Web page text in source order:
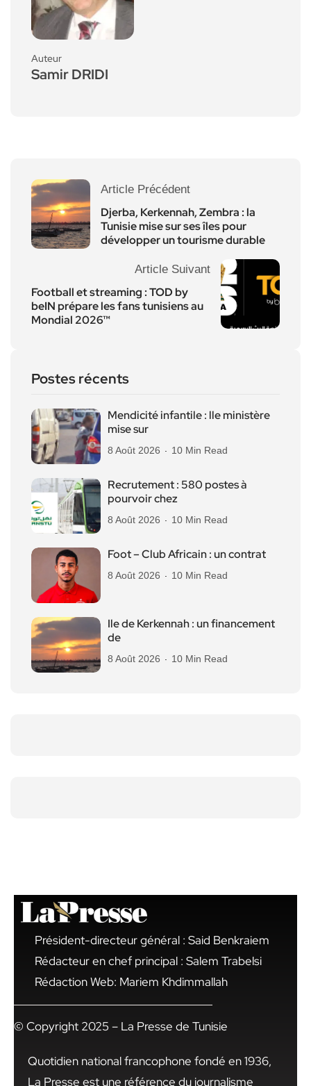
Auteur
Samir DRIDI
Article Précédent
Djerba, Kerkennah, Zembra : la
Tunisie mise sur ses îles pour
développer un tourisme durable
Article Suivant
Football et streaming : TOD by
beIN prépare les fans tunisiens au
Mondial 2026™
Postes récents
Mendicité infantile : lle ministère
mise sur
8 Août 2026 10 Min Read
Recrutement : 580 postes à
pourvoir chez
8 Août 2026 10 Min Read
Foot – Club Africain : un contrat
8 Août 2026 10 Min Read
Ile de Kerkennah : un financement
de
8 Août 2026 10 Min Read
Président-directeur général : Said Benkraiem
Rédacteur en chef principal : Salem Trabelsi
Rédaction Web: Mariem Khdimmallah
© Copyright 2025 – La Presse de Tunisie
Quotidien national francophone fondé en 1936,
La Presse est une référence du journalisme